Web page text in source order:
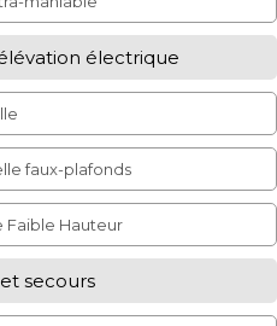
électrique
faux-plafonds
Faible Hauteur
secours